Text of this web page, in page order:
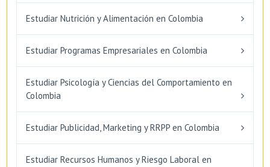
Estudiar Nutrición y Alimentación en Colombia
Estudiar Programas Empresariales en Colombia
Estudiar Psicología y Ciencias del Comportamiento en
Colombia
Estudiar Publicidad, Marketing y RRPP en Colombia
Estudiar Recursos Humanos y Riesgo Laboral en